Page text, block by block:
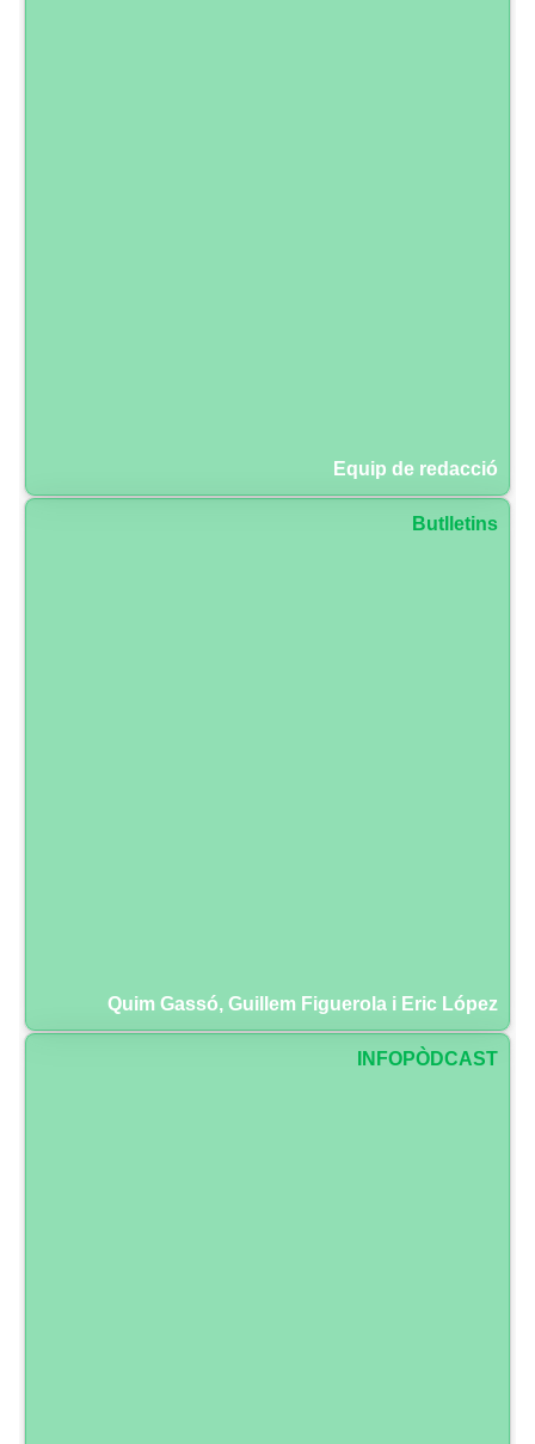
Equip de redacció
Butlletins
Quim Gassó, Guillem Figuerola i Eric López
INFOPÒDCAST